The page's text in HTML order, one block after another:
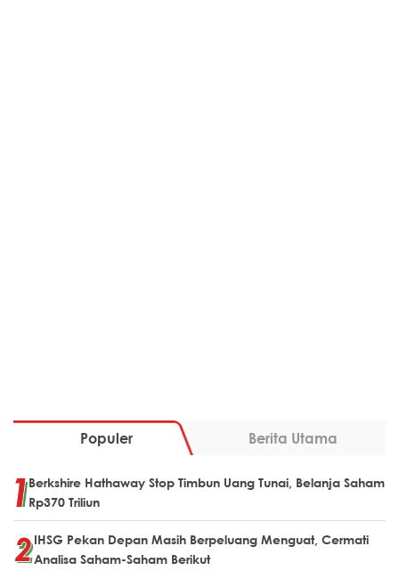
Populer Berita Utama
Berkshire Hathaway Stop Timbun Uang Tunai, Belanja Saham
Rp370 Triliun
IHSG Pekan Depan Masih Berpeluang Menguat, Cermati
Analisa Saham-Saham Berikut